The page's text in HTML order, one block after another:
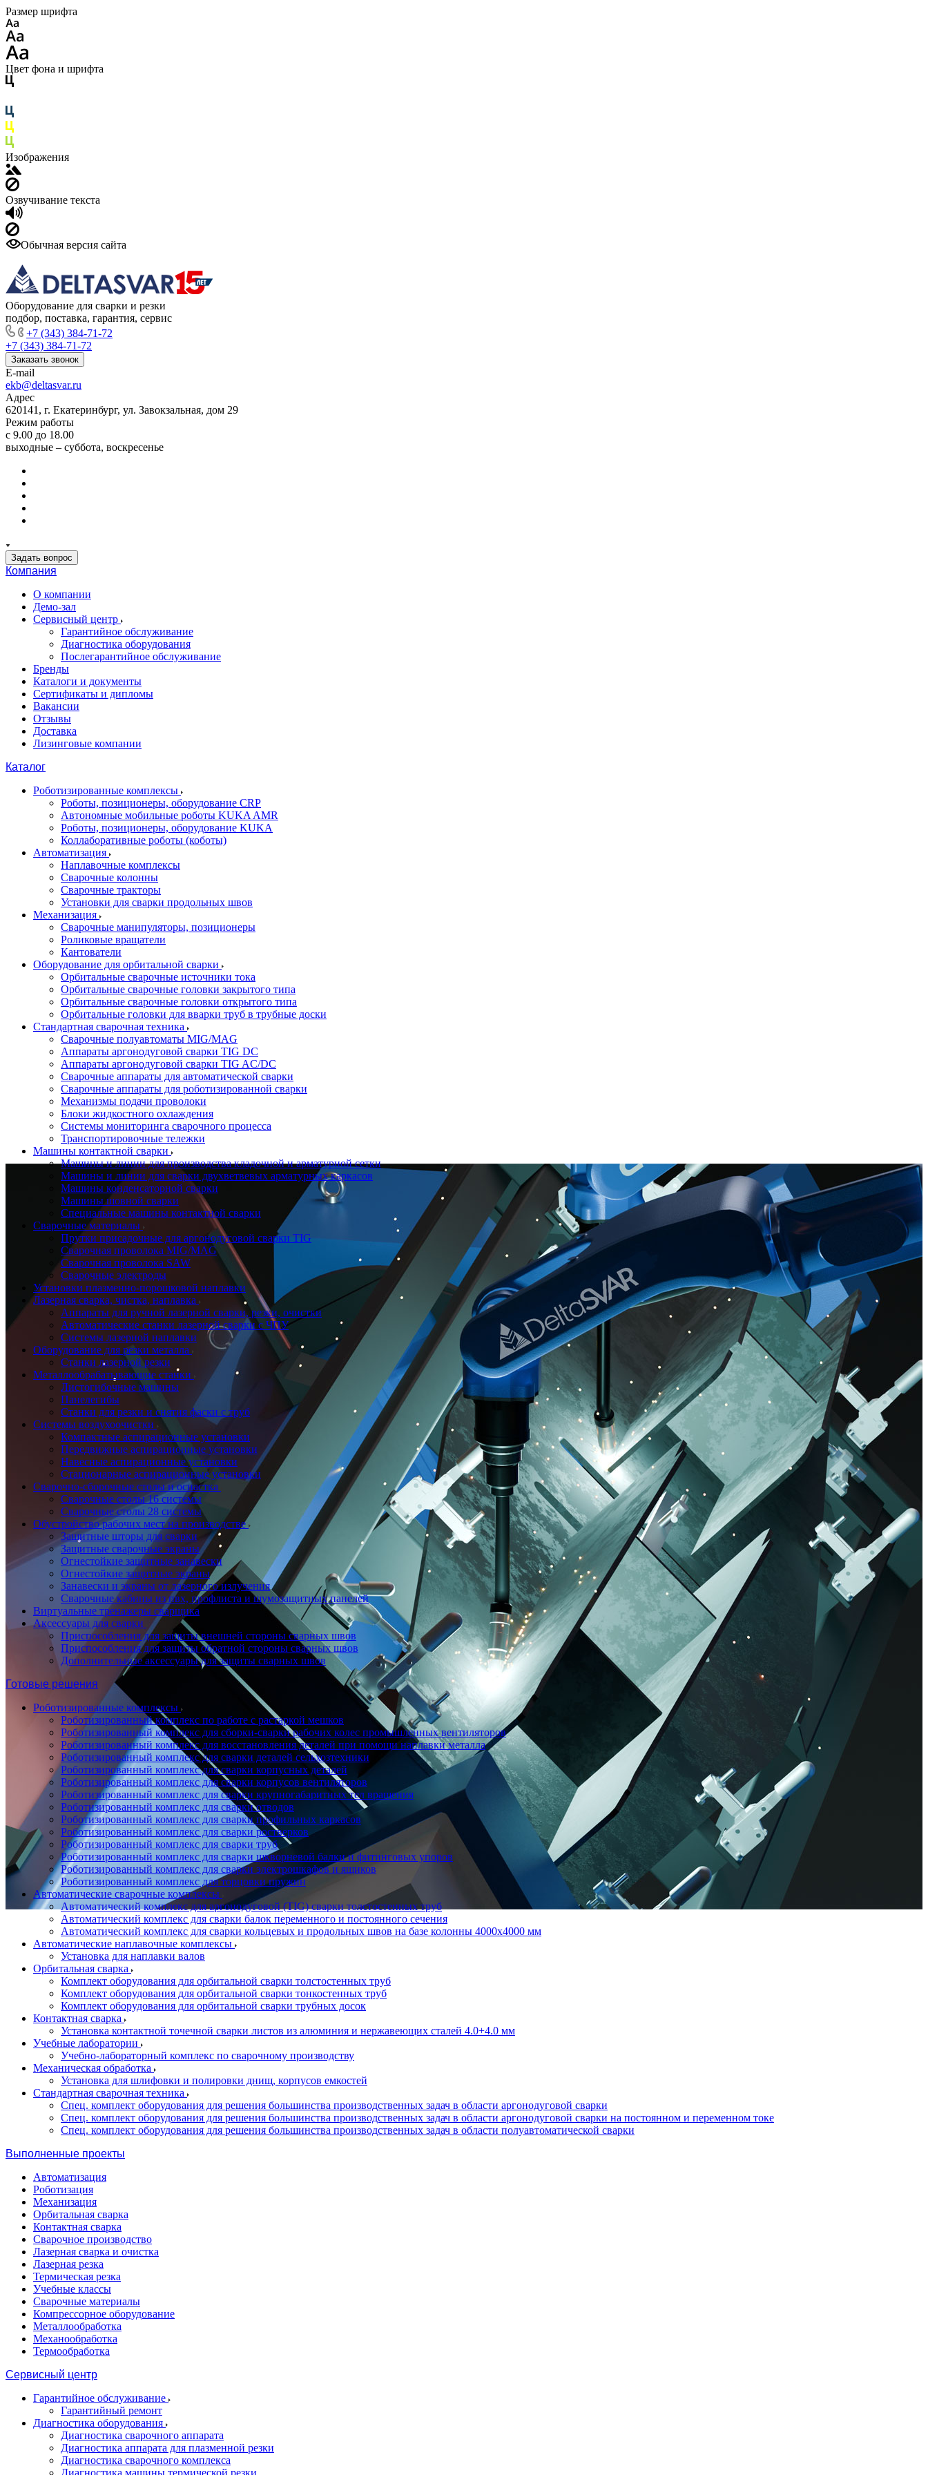
Размер шрифта
Цвет фона и шрифта
Изображения
Озвучивание текста
Обычная версия сайта
Оборудование для сварки и резки
подбор, поставка, гарантия, сервис
+7 (343) 384-71-72
+7 (343) 384-71-72
Заказать звонок
E-mail
ekb@deltasvar.ru
Адрес
620141, г. Екатеринбург, ул. Завокзальная, дом 29
Режим работы
с 9.00 до 18.00
выходные – суббота, воскресенье
Задать вопрос
Компания
О компании
Демо-зал
Сервисный центр
Гарантийное обслуживание
Диагностика оборудования
Послегарантийное обслуживание
Бренды
Каталоги и документы
Сертификаты и дипломы
Вакансии
Отзывы
Доставка
Лизинговые компании
Каталог
Роботизированные комплексы
Роботы, позиционеры, оборудование CRP
Автономные мобильные роботы KUKA AMR
Роботы, позиционеры, оборудование KUKA
Коллаборативные роботы (коботы)
Автоматизация
Наплавочные комплексы
Сварочные колонны
Сварочные тракторы
Установки для сварки продольных швов
Механизация
Сварочные манипуляторы, позиционеры
Роликовые вращатели
Кантователи
Оборудование для орбитальной сварки
Орбитальные сварочные источники тока
Орбитальные сварочные головки закрытого типа
Орбитальные сварочные головки открытого типа
Орбитальные головки для вварки труб в трубные доски
Стандартная сварочная техника
Сварочные полуавтоматы MIG/MAG
Аппараты аргонодуговой сварки TIG DC
Аппараты аргонодуговой сварки TIG AC/DC
Сварочные аппараты для автоматической сварки
Сварочные аппараты для роботизированной сварки
Механизмы подачи проволоки
Блоки жидкостного охлаждения
Системы мониторинга сварочного процесса
Транспортировочные тележки
Машины контактной сварки
Машины и линии для производства кладочной и арматурной сетки
Машины и линии для сварки двухветвевых арматурных каркасов
Машины конденсаторной сварки
Машины шовной сварки
Специальные машины контактной сварки
Сварочные материалы
Прутки присадочные для аргонодуговой сварки TIG
Сварочная проволока MIG/MAG
Сварочная проволока SAW
Сварочные электроды
Установки плазменно-порошковой наплавки
Лазерная сварка, чистка, наплавка
Аппараты для ручной лазерной сварки, резки, очистки
Автоматические станки лазерной сварки с ЧПУ
Системы лазерной наплавки
Оборудование для резки металла
Станки лазерной резки
Металлообрабатывающие станки
Листогибочные машины
Панелегибы
Станки для резки и снятия фаски с труб
Системы воздухоочистки
Компактные аспирационные установки
Передвижные аспирационные установки
Навесные аспирационные установки
Стационарные аспирационные установки
Сварочно-сборочные столы и оснастка
Сварочные столы 16 системы
Сварочные столы 28 системы
Обустройство рабочих мест на производстве
Защитные шторы для сварки
Защитные сварочные экраны
Огнестойкие защитные занавески
Огнестойкие защитные экраны
Занавески и экраны от лазерного излучения
Сварочные кабины из пвх, профлиста и шумозащитных панелей
Виртуальные тренажеры сварщика
Аксессуары для сварки
Приспособления для защиты внешней стороны сварных швов
Приспособления для защиты обратной стороны сварных швов
Дополнительные аксессуары для защиты сварных швов
Готовые решения
Роботизированные комплексы
Роботизированный комплекс по работе с растаркой мешков
Роботизированный комплекс для сборки-сварки рабочих колес промышленных вентиляторов
Роботизированный комплекс для восстановления деталей при помощи наплавки металла
Роботизированный комплекс для сварки деталей сельхозтехники
Роботизированный комплекс для сварки корпусных деталей
Роботизированный комплекс для сварки корпусов вентиляторов
Роботизированный комплекс для сварки крупногабаритных тел вращения
Роботизированный комплекс для сварки отводов
Роботизированный комплекс для сварки профильных каркасов
Роботизированный комплекс для сварки ростверков
Роботизированный комплекс для сварки труб
Роботизированный комплекс для сварки шкворневой балки и фитинговых упоров
Роботизированный комплекс для сварки электрошкафов и ящиков
Роботизированный комплекс для торцовки пружин
Автоматические сварочные комплексы
Автоматический комплекс для аргонодуговой (TIG) сварки толстостенных труб
Автоматический комплекс для сварки балок переменного и постоянного сечения
Автоматический комплекс для сварки кольцевых и продольных швов на базе колонны 4000x4000 мм
Автоматические наплавочные комплексы
Установка для наплавки валов
Орбитальная сварка
Комплект оборудования для орбитальной сварки толстостенных труб
Комплект оборудования для орбитальной сварки тонкостенных труб
Комплект оборудования для орбитальной сварки трубных досок
Контактная сварка
Установка контактной точечной сварки листов из алюминия и нержавеющих сталей 4.0+4.0 мм
Учебные лаборатории
Учебно-лабораторный комплекс по сварочному производству
Механическая обработка
Установка для шлифовки и полировки днищ, корпусов емкостей
Стандартная сварочная техника
Спец. комплект оборудования для решения большинства производственных задач в области аргонодуговой сварки
Спец. комплект оборудования для решения большинства производственных задач в области аргонодуговой сварки на постоянном и переменном токе
Спец. комплект оборудования для решения большинства производственных задач в области полуавтоматической сварки
Выполненные проекты
Автоматизация
Роботизация
Механизация
Орбитальная сварка
Контактная сварка
Сварочное производство
Лазерная сварка и очистка
Лазерная резка
Термическая резка
Учебные классы
Сварочные материалы
Компрессорное оборудование
Металлообработка
Механообработка
Термообработка
Сервисный центр
Гарантийное обслуживание
Гарантийный ремонт
Диагностика оборудования
Диагностика сварочного аппарата
Диагностика аппарата для плазменной резки
Диагностика сварочного комплекса
Диагностика машины термической резки